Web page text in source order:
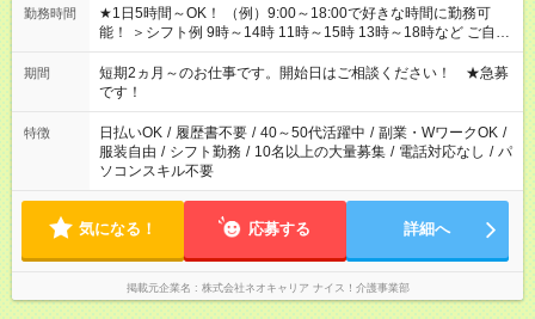
勤務時間
★1日5時間～OK！ （例）9:00～18:00で好きな時間に勤務可
能！ ＞シフト例 9時～14時 11時～15時 13時～18時など ご自身
のご都合に合わせて勤務時間をご相談ください！ ★家庭の都合
でお休みや時間の調整が必要な場合も遠慮なくご相談くださ
い。
期間
短期2ヵ月～のお仕事です。開始日はご相談ください！ ★急募
です！
特徴 日払いOK / 履歴書不要 / 40～50代活躍中 / 副業・WワークOK /
服装自由 / シフト勤務 / 10名以上の大量募集 / 電話対応なし / パ
ソコンスキル不要
気になる！ 応募する 詳細へ
掲載元企業名 株式会社ネオキャリア ナイス！介護事業部